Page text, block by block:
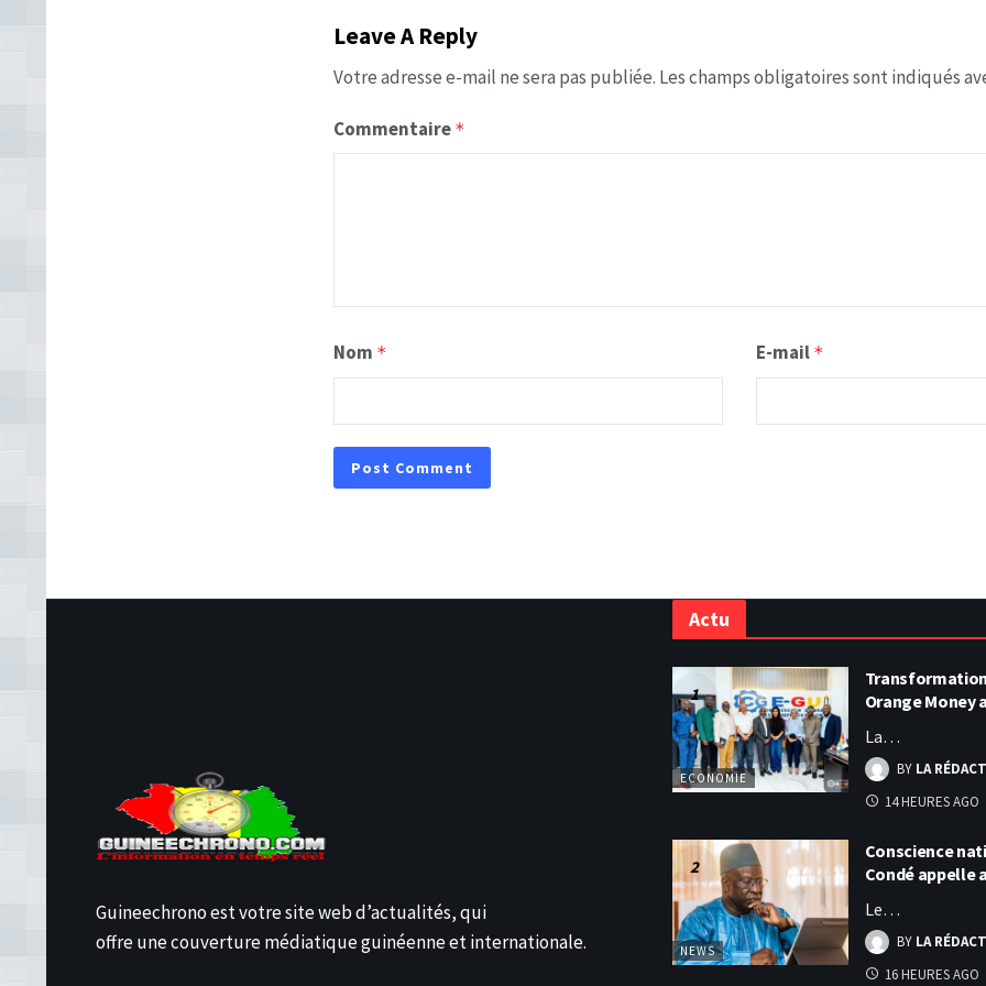
Leave A Reply
Votre adresse e-mail ne sera pas publiée. Les champs obligatoires sont indiqués
Commentaire *
Nom * E-mail *
Guineechrono est votre site web d’actualités, qui
offre une couverture médiatique guinéenne et internationale.
Actu
ECONOMIE
Transformation
Orange
La…
BY LA
14 HEURES AGO
NEWS
Conscience
Condé appelle
Le…
BY LA
16 HEURES AGO